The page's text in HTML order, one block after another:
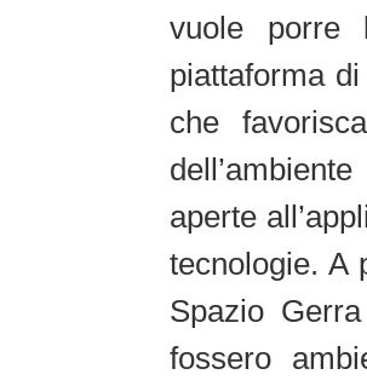
vuole
piattaforma
che
aperte
tecnologie. A
Spazio
fossero